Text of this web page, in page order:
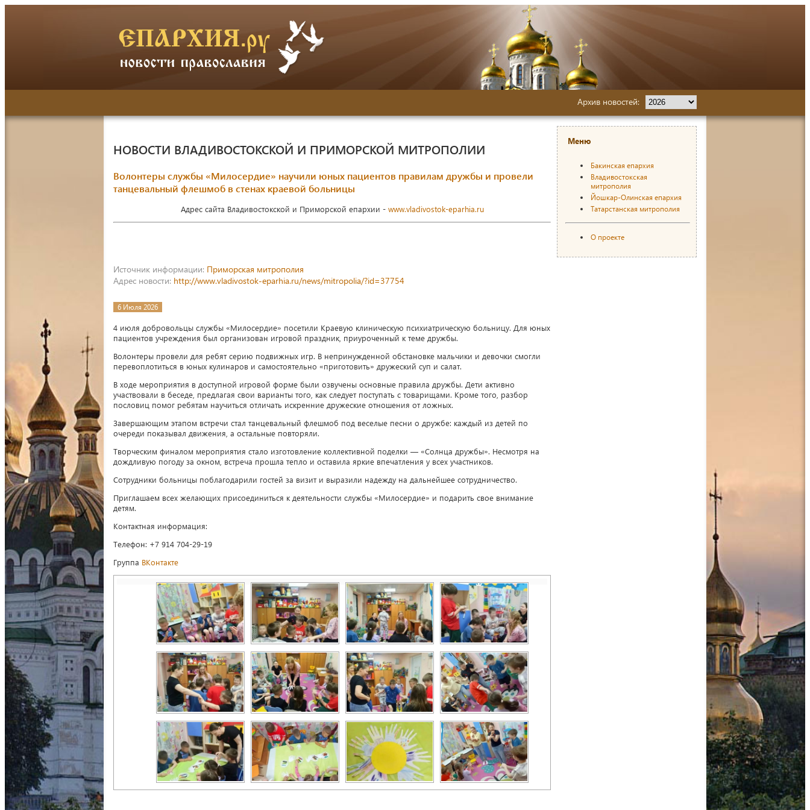
Архив новостей:
НОВОСТИ ВЛАДИВОСТОКСКОЙ И ПРИМОРСКОЙ МИТРОПОЛИИ
Волонтеры службы «Милосердие» научили юных пациентов правилам дружбы и провели
танцевальный флешмоб в стенах краевой больницы
Адрес сайта Владивостокской и Приморской епархии - www.vladivostok-eparhia.ru
Источник информации: Приморская митрополия
Адрес новости: http://www.vladivostok-eparhia.ru/news/mitropolia/?id=37754
6 Июля 2026
4 июля добровольцы службы «Милосердие» посетили Краевую клиническую психиатрическую больницу. Для юных
пациентов учреждения был организован игровой праздник, приуроченный к теме дружбы.
Волонтеры провели для ребят серию подвижных игр. В непринужденной обстановке мальчики и девочки смогли
перевоплотиться в юных кулинаров и самостоятельно «приготовить» дружеский суп и салат.
В ходе мероприятия в доступной игровой форме были озвучены основные правила дружбы. Дети активно
участвовали в беседе, предлагая свои варианты того, как следует поступать с товарищами. Кроме того, разбор
пословиц помог ребятам научиться отличать искренние дружеские отношения от ложных.
Завершающим этапом встречи стал танцевальный флешмоб под веселые песни о дружбе: каждый из детей по
очереди показывал движения, а остальные повторяли.
Творческим финалом мероприятия стало изготовление коллективной поделки — «Солнца дружбы». Несмотря на
дождливую погоду за окном, встреча прошла тепло и оставила яркие впечатления у всех участников.
Сотрудники больницы поблагодарили гостей за визит и выразили надежду на дальнейшее сотрудничество.
Приглашаем всех желающих присоединиться к деятельности службы «Милосердие» и подарить свое внимание
детям.
Контактная информация:
Телефон: +7 914 704-29-19
Группа ВКонтакте
Меню
Бакинская епархия
Владивостокская
митрополия
Йошкар-Олинская епархия
Татарстанская митрополия
О проекте